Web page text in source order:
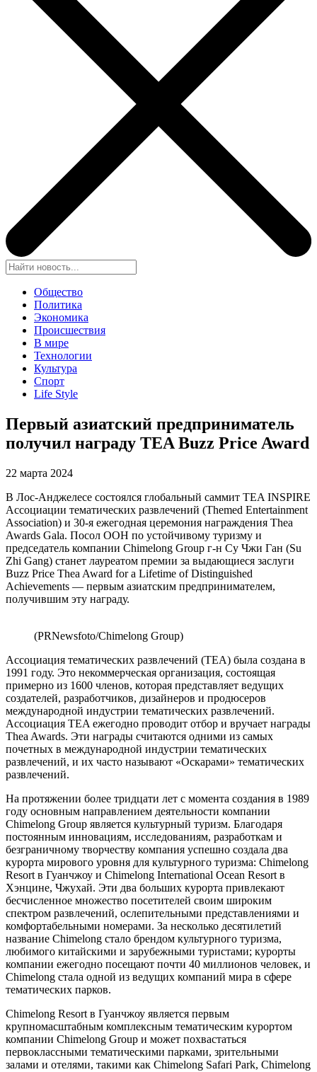
Общество
Политика
Экономика
Происшествия
В мире
Технологии
Культура
Спорт
Life Style
Первый азиатский предприниматель
получил награду TEA Buzz Price Award
22 марта 2024
В Лос-Анджелесе состоялся глобальный саммит TEA INSPIRE
Ассоциации тематических развлечений (Themed Entertainment
Association) и 30-я ежегодная церемония награждения Thea
Awards Gala. Посол ООН по устойчивому туризму и
председатель компании Chimelong Group г-н Су Чжи Ган (Su
Zhi Gang) станет лауреатом премии за выдающиеся заслуги
Buzz Price Thea Award for a Lifetime of Distinguished
Achievements — первым азиатским предпринимателем,
получившим эту награду.
(PRNewsfoto/Chimelong Group)
Ассоциация тематических развлечений (TEA) была создана в
1991 году. Это некоммерческая организация, состоящая
примерно из 1600 членов, которая представляет ведущих
создателей, разработчиков, дизайнеров и продюсеров
международной индустрии тематических развлечений.
Ассоциация TEA ежегодно проводит отбор и вручает награды
Thea Awards. Эти награды считаются одними из самых
почетных в международной индустрии тематических
развлечений, и их часто называют «Оскарами» тематических
развлечений.
На протяжении более тридцати лет с момента создания в 1989
году основным направлением деятельности компании
Chimelong Group является культурный туризм. Благодаря
постоянным инновациям, исследованиям, разработкам и
безграничному творчеству компания успешно создала два
курорта мирового уровня для культурного туризма: Chimelong
Resort в Гуанчжоу и Chimelong International Ocean Resort в
Хэнцине, Чжухай. Эти два больших курорта привлекают
бесчисленное множество посетителей своим широким
спектром развлечений, ослепительными представлениями и
комфортабельными номерами. За несколько десятилетий
название Chimelong стало брендом культурного туризма,
любимого китайскими и зарубежными туристами; курорты
компании ежегодно посещают почти 40 миллионов человек, и
Chimelong стала одной из ведущих компаний мира в сфере
тематических парков.
Chimelong Resort в Гуанчжоу является первым
крупномасштабным комплексным тематическим курортом
компании Chimelong Group и может похвастаться
первоклассными тематическими парками, зрительными
залами и отелями, такими как Chimelong Safari Park, Chimelong